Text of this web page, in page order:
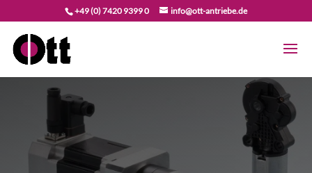
+49 (0) 7420 9399 0 info@ott-antriebe.de